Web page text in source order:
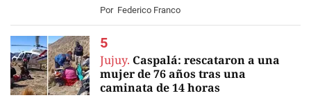
Por Federico Franco
Jujuy. Caspalá: rescataron a una
mujer de 76 años tras una
caminata de 14 horas